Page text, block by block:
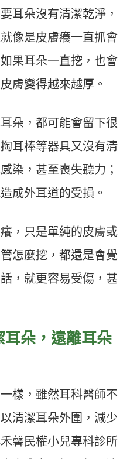
耳朵沒有清潔乾淨，
像是皮膚癢一直抓會
果耳朵一直挖，也會
膚變得越來越厚。
朵，都可能會留下很
耳棒等器具又沒有清
染，甚至喪失聽力；
成外耳道的受損。
，只是單純的皮膚或
怎麼挖，都還是會覺
，就更容易受傷，甚
朵，遠離耳朵
樣，雖然耳科醫師不
清潔耳朵外圍，減少
馨民權小兒專科診所